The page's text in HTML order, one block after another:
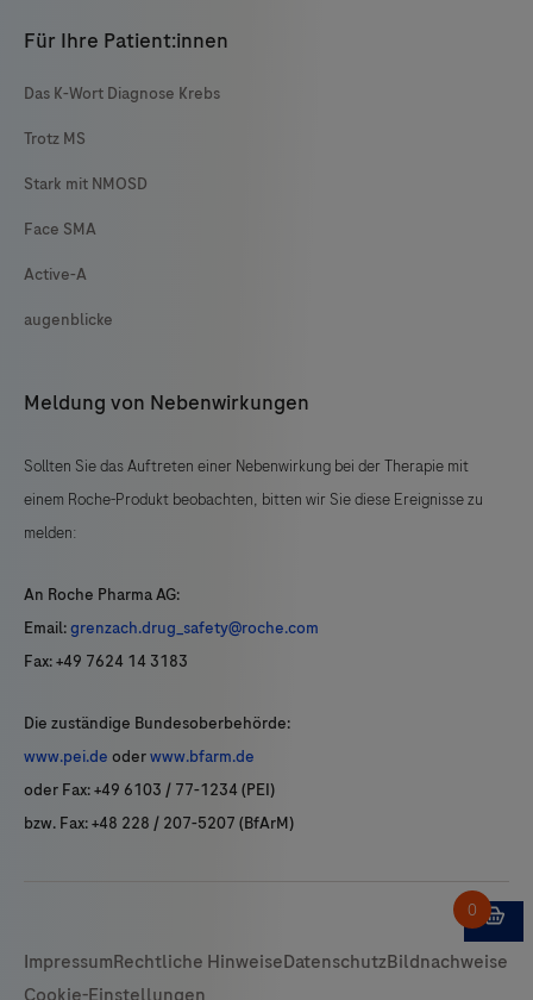
Für Ihre Patient:innen
Das K-Wort Diagnose Krebs
Trotz MS
Stark mit NMOSD
Face SMA
Active-A
augenblicke
Meldung von Nebenwirkungen
Sollten Sie das Auftreten einer Nebenwirkung bei der Therapie mit
einem Roche-Produkt beobachten, bitten wir Sie diese Ereignisse zu
melden:
An Roche Pharma AG:
Email:grenzach.drug_safety@roche.com
Fax: +49 7624 14 3183
Die zuständige Bundesoberbehörde:
www.pei.de oderwww.bfarm.de
oder Fax: +49 6103 / 77-1234 (PEI)
bzw. Fax: +48 228 / 207-5207 (BfArM)
ImpressumRechtliche HinweiseDatenschutzBildnachweise